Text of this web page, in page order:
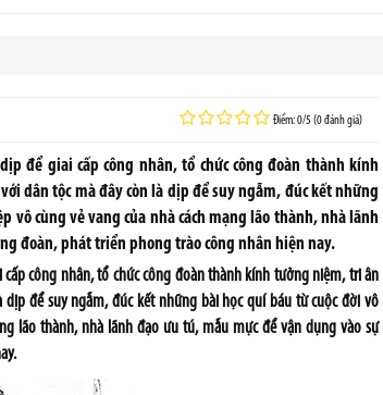
Điểm: 0/5 (0 đánh giá)
để giai cấp công nhân, tổ chức công đoàn thành kính
dân tộc mà đây còn là dịp để suy ngẫm, đúc kết những
vô cùng vẻ vang của nhà cách mạng lão thành, nhà lãnh
đoàn, phát triển phong trào công nhân hiện nay.
công nhân, tổ chức công đoàn thành kính tưởng niệm, tri ân
để suy ngẫm, đúc kết những bài học quí báu từ cuộc đời vô
lão thành, nhà lãnh đạo ưu tú, mẫu mực để vận dụng vào sự